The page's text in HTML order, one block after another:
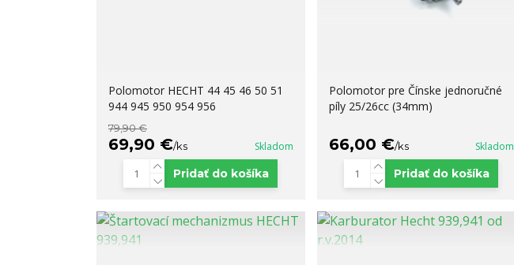
Polomotor HECHT 44 45 46 50 51
944 945 950 954 956
79,90 €
69,90 €/ks Skladom
Pridať do košíka
Polomotor pre Čínske jednoručné
píly 25/26cc (34mm)
66,00 €/ks Skladom
Pridať do košíka